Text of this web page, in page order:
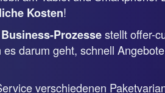
Kosten!
Prozessestellt offer-
darum geht, schnell
verschiedenen